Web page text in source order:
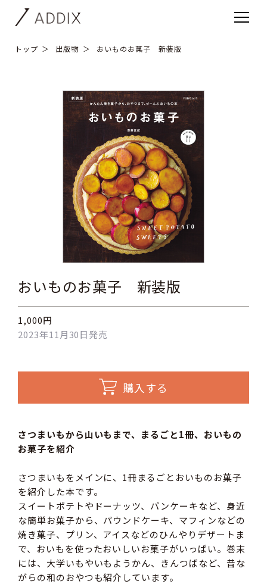
トップ 出版物 おいものお菓子 新装版
おいものお菓子 新装版
1,000円
2023年11月30日発売
購入する
さつまいもから山いもまで、まるごと1冊、おいもの
お菓子を紹介
さつまいもをメインに、1冊まるごとおいものお菓子
を紹介した本です。
スイートポテトやドーナッツ、パンケーキなど、身近
な簡単お菓子から、パウンドケーキ、マフィンなどの
焼き菓子、プリン、アイスなどのひんやりデザートま
で、おいもを使ったおいしいお菓子がいっぱい。巻末
には、大学いもやいもようかん、きんつばなど、昔な
がらの和のおやつも紹介しています。